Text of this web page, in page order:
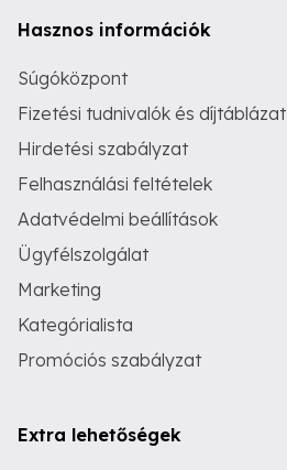
Hasznos információk
Súgóközpont
Fizetési tudnivalók és díjtáblázat
Hirdetési szabályzat
Felhasználási feltételek
Adatvédelmi beállítások
Ügyfélszolgálat
Marketing
Kategórialista
Promóciós szabályzat
Extra lehetőségek